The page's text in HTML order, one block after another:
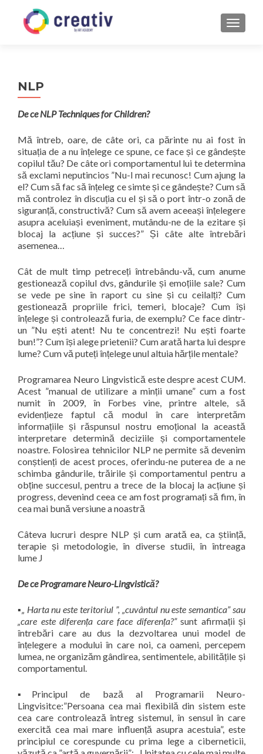
MENU
NLP
De ce NLP Techniques for Children?
Mă întreb, oare, de câte ori, ca părinte nu ai fost în
situația de a nu înțelege ce spune, ce face și ce gândește
copilul tău? De câte ori comportamentul lui te determina
să exclami neputincios ”Nu-l mai recunosc! Cum ajung la
el? Cum să fac să înțeleg ce simte și ce gândește? Cum să
mă controlez în discuția cu el și să o port într-o zonă de
siguranță, constructivă? Cum să avem aceeași înțelegere
asupra aceluiași eveniment, mutându-ne de la ezitare și
blocaj la acțiune și succes?” Și câte alte întrebări
asemenea…
Cât de mult timp petreceți întrebându-vă, cum anume
gestionează copilul dvs, gândurile și emoțiile sale? Cum
se vede pe sine în raport cu sine și cu ceilalți? Cum
gestionează propriile frici, temeri, blocaje? Cum își
înțelege și controlează furia, de exemplu? Ce face dintr-
un ”Nu ești atent! Nu te concentrezi! Nu ești foarte
bun!”? Cum își alege prietenii? Cum arată harta lui despre
lume? Cum vă puteți înțelege unul altuia hărțile mentale?
Programarea Neuro Lingvistică este despre acest CUM.
Acest ”manual de utilizare a minții umane” cum a fost
numit în 2009, în Forbes vine, printre altele, să
evidențieze faptul că modul în care interpretăm
informațiile și răspunsul nostru emoțional la această
interpretare determină deciziile și comportamentele
noastre. Folosirea tehnicilor NLP ne permite să devenim
conștienți de acest proces, oferindu-ne puterea de a ne
schimba gândurile, trăirile și comportamentul pentru a
obține succesul, pentru a trece de la blocaj la acțiune și
progress, devenind ceea ce am fost programați să fim, în
cea mai bună versiune a noastră
Câteva lucruri despre NLP și cum arată ea, ca știință,
terapie și metodologie, în diverse studii, în întreaga
lume J
De ce Programare Neuro-Lingvistică?
▪„ Harta nu este teritoriul ”, „cuvântul nu este semantica” sau
„care este diferența care face diferența?”sunt afirmații și
întrebări care au dus la dezvoltarea unui model de
înțelegere a modului în care noi, ca oameni, percepem
lumea, ne organizăm gândirea, sentimentele, abilitățile și
comportamentul.
▪ Principul de bază al Programarii Neuro-
Lingvisitce:”Persoana cea mai flexibilă din sistem este
cea care controlează întreg sistemul, în sensul în care
exercită cea mai mare influență asupra acestuia”, este
principiul ce corespunde cu prima lege a ciberneticii,